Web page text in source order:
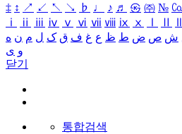
‡ ↕ ↗ ↙ ↖ ↘ ♭ ♩ ♪ ♬ ㉿ ㈜ № ㏇
ⅰ
ⅱ ⅲ ⅳ ⅴ ⅵ ⅶ ⅷ ⅸ ⅹ
ش ص ض ط ظ ع غ ف ق ک ل م ن ه
و ی
닫기
통합검색